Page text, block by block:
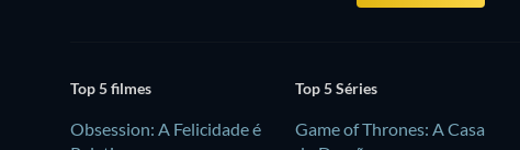
Top 5 filmes
Obsession: A Felicidade é
Top 5 Séries
Game of Thrones: A Casa